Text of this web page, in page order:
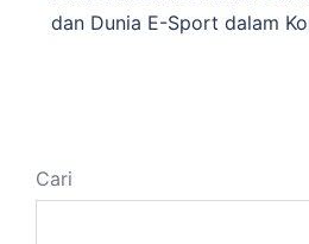
dan Dunia E-Sport dalam
Cari